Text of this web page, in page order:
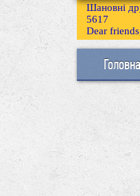
Шановні
5617
Dear
Головна